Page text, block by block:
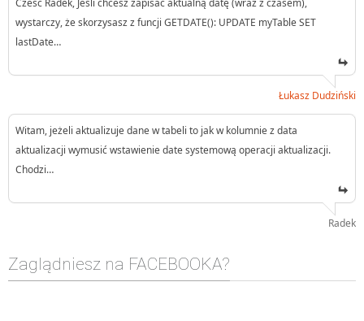
Cześć Radek, Jeśli chcesz zapisać aktualną datę (wraz z czasem),
wystarczy, że skorzysasz z funcji GETDATE(): UPDATE myTable SET
lastDate…
Łukasz Dudziński
Witam, jeżeli aktualizuje dane w tabeli to jak w kolumnie z data
aktualizacji wymusić wstawienie date systemową operacji aktualizacji.
Chodzi…
Radek
Zaglądniesz na FACEBOOKA?